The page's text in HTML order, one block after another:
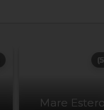
Mare